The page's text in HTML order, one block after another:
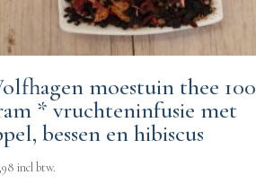
moestuin thee 100
* vruchteninfusie met
bessen en hibiscus
incl btw.